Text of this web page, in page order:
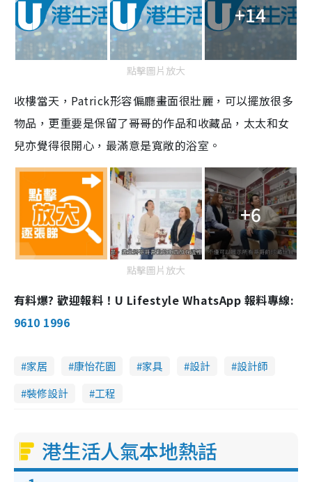
+14
點擊圖片放大
收樓當天，Patrick形容偏廳畫面很壯麗，可以擺放很多
物品，更重要是保留了哥哥的作品和收藏品，太太和女
兒亦覺得很開心，最滿意是寬敞的浴室。
+6
點擊圖片放大
有料爆? 歡迎報料！U Lifestyle WhatsApp 報料專線:
9610 1996
家居 康怡花園 家具 設計
設計師
裝修設計
工程
港生活人氣本地熱話